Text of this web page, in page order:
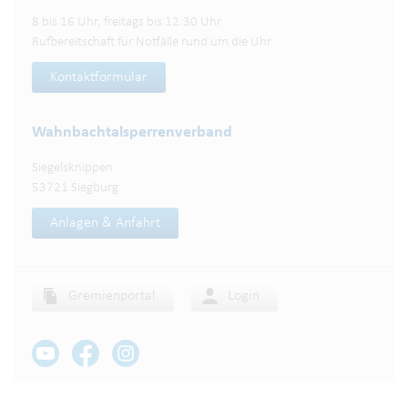
8 bis 16 Uhr, freitags bis 12:30 Uhr
Rufbereitschaft für Notfälle rund um die Uhr
Kontaktformular
Wahnbachtalsperren­verband
Siegelsknippen
53721 Siegburg
Anlagen & Anfahrt
Gremienportal Login